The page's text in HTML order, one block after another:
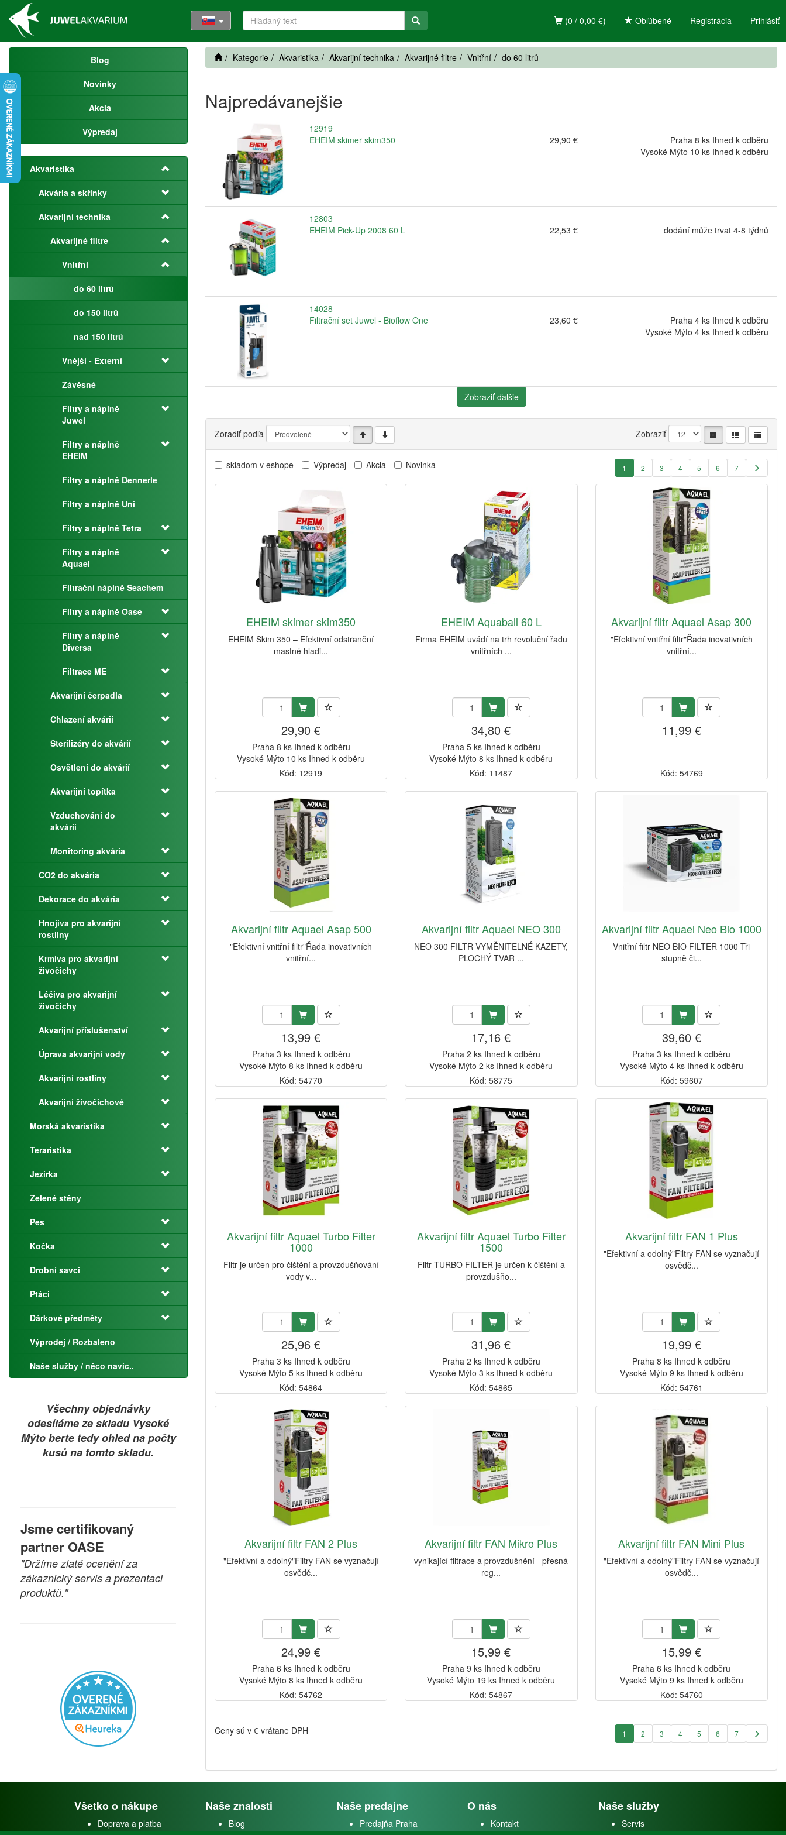
Registrácia Prihlásiť
(0 / 0,00 €) Obľúbené
Blog
Novinky
Akcia
Výpredaj
Akvaristika
Akvária a skřínky
Akvarijní technika
Akvarijné filtre
Vnitřní
do 60 litrů
do 150 litrů
nad 150 litrů
Vnější - Externí
Závěsné
Filtry a náplně
Juwel
Filtry a náplně
EHEIM
Filtry a náplně Dennerle
Filtry a náplně Uni
Filtry a náplně Tetra
Filtry a náplně
Aquael
Filtrační náplně Seachem
Filtry a náplně Oase
Filtry a náplně
Diversa
Filtrace ME
Akvarijní čerpadla
Chlazení akvárií
Sterilizéry do akvárií
Osvětlení do akvárií
Akvarijní topítka
Vzduchování do
akvárií
Monitoring akvária
CO2 do akvária
Dekorace do akvária
Hnojiva pro akvarijní
rostliny
Krmiva pro akvarijní
živočichy
Léčiva pro akvarijní
živočichy
Akvarijní příslušenství
Úprava akvarijní vody
Akvarijní rostliny
Akvarijní živočichové
Morská akvaristika
Teraristika
Jezírka
Zelené stěny
Pes
Kočka
Drobní savci
Ptáci
Dárkové předměty
Výprodej / Rozbaleno
Naše služby / něco navíc..
Všechny objednávky
odesíláme ze skladu Vysoké
Mýto berte tedy ohled na počty
kusů na tomto skladu.
Jsme certifikovaný
partner OASE
"Držíme zlaté ocenění za
zákaznický servis a prezentaci
produktů."
Kategorie Akvaristika Akvarijní technika Akvarijné filtre Vnitřní do 60 litrů
Najpredávanejšie
12919
EHEIM skimer skim350
29,90 €
Praha 8 ks Ihned k odběru
Vysoké Mýto 10 ks Ihned k odběru
12803
EHEIM Pick-Up 2008 60 L
22,53 € dodání může trvat 4-8 týdnů
14028
Filtrační set Juwel - Bioflow One
23,60 €
Praha 4 ks Ihned k odběru
Vysoké Mýto 4 ks Ihned k odběru
Zobraziť ďalšie
Zoradiť podľa Zobraziť
skladom v eshope Výpredaj Akcia Novinka 1 2 3 4 5 6 7
EHEIM skimer skim350
EHEIM Skim 350 – Efektivní odstranění
mastné hladi...
29,90 €
Praha 8 ks Ihned k odběru
Vysoké Mýto 10 ks Ihned k odběru
Kód: 12919
EHEIM Aquaball 60 L
Firma EHEIM uvádí na trh revoluční řadu
vnitřních ...
34,80 €
Praha 5 ks Ihned k odběru
Vysoké Mýto 8 ks Ihned k odběru
Kód: 11487
Akvarijní filtr Aquael Asap 300
"Efektivní vnitřní filtr"Řada inovativních
vnitřní...
11,99 €
Kód: 54769
Akvarijní filtr Aquael Asap 500
"Efektivní vnitřní filtr"Řada inovativních
vnitřní...
13,99 €
Praha 3 ks Ihned k odběru
Vysoké Mýto 8 ks Ihned k odběru
Kód: 54770
Akvarijní filtr Aquael NEO 300
NEO 300 FILTR VYMĚNITELNÉ KAZETY,
PLOCHÝ TVAR ...
17,16 €
Praha 2 ks Ihned k odběru
Vysoké Mýto 2 ks Ihned k odběru
Kód: 58775
Akvarijní filtr Aquael Neo Bio 1000
Vnitřní filtr NEO BIO FILTER 1000 Tři
stupně či...
39,60 €
Praha 3 ks Ihned k odběru
Vysoké Mýto 4 ks Ihned k odběru
Kód: 59607
Akvarijní filtr Aquael Turbo Filter
1000
Filtr je určen pro čištění a provzdušňování
vody v...
25,96 €
Praha 3 ks Ihned k odběru
Vysoké Mýto 5 ks Ihned k odběru
Kód: 54864
Akvarijní filtr Aquael Turbo Filter
1500
Filtr TURBO FILTER je určen k čištění a
provzdušňo...
31,96 €
Praha 2 ks Ihned k odběru
Vysoké Mýto 3 ks Ihned k odběru
Kód: 54865
Akvarijní filtr FAN 1 Plus
"Efektivní a odolný"Filtry FAN se vyznačují
osvědč...
19,99 €
Praha 8 ks Ihned k odběru
Vysoké Mýto 9 ks Ihned k odběru
Kód: 54761
Akvarijní filtr FAN 2 Plus
"Efektivní a odolný"Filtry FAN se vyznačují
osvědč...
24,99 €
Praha 6 ks Ihned k odběru
Vysoké Mýto 8 ks Ihned k odběru
Kód: 54762
Akvarijní filtr FAN Mikro Plus
vynikající filtrace a provzdušnění - přesná
reg...
15,99 €
Praha 9 ks Ihned k odběru
Vysoké Mýto 19 ks Ihned k odběru
Kód: 54867
Akvarijní filtr FAN Mini Plus
"Efektivní a odolný"Filtry FAN se vyznačují
osvědč...
15,99 €
Praha 6 ks Ihned k odběru
Vysoké Mýto 9 ks Ihned k odběru
Kód: 54760
Ceny sú v € vrátane DPH 1 2 3 4 5 6 7
Všetko o nákupe
Doprava a platba
Naše znalosti
Blog
Naše predajne
Predajňa Praha
O nás
Kontakt
Naše služby
Servis